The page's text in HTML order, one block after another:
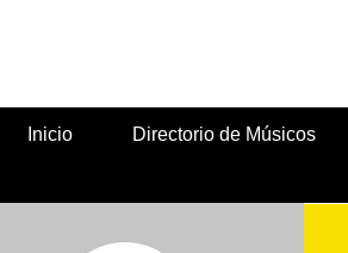
Inicio Directorio de Músicos